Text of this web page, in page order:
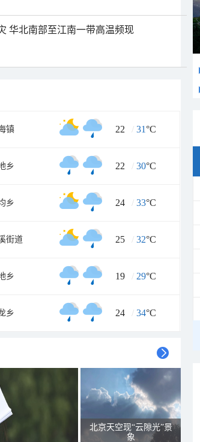
华北南部至江南一带高温频现
镇 22 / 31°C
乡 22 / 30°C
乡 24 / 33°C
街道 25 / 32°C
乡 19 / 29°C
乡 24 / 34°C
北京天空现“云隙光”景
象